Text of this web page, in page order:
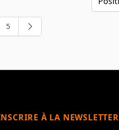
la page
Page
5
À LA NEWSLETTER